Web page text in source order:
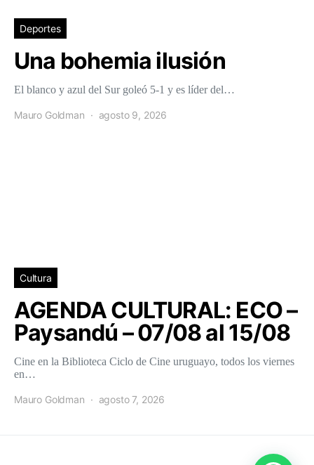
Deportes
Una bohemia ilusión
El blanco y azul del Sur goleó 5-1 y es líder del…
Mauro Goldman agosto 9, 2026
Cultura
AGENDA CULTURAL: ECO –
Paysandú – 07/08 al 15/08
Cine en la Biblioteca Ciclo de Cine uruguayo, todos los viernes
en…
Mauro Goldman agosto 7, 2026